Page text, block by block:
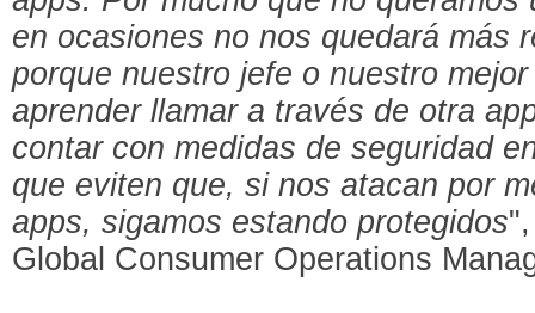
en ocasiones no nos quedará más
porque nuestro jefe o nuestro
aprender llamar a través de otra
contar con medidas de seguridad
que eviten que, si nos atacan por
apps, sigamos estando protegidos
Global Consumer Operations